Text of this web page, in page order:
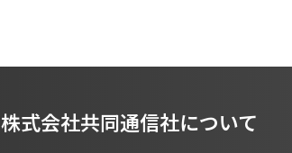
株式会社共同通信社について